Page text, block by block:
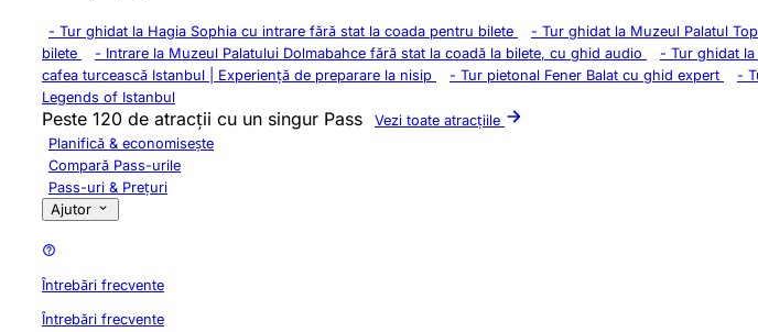
- Tur ghidat la Hagia Sophia cu intrare fără stat la coada pentru bilete - Tur ghidat la Muzeul Palatul
bilete
- Intrare la Muzeul Palatului Dolmabahce fără stat la coadă la bilete, cu ghid audio - Tur ghidat
cafea turcească Istanbul | Experiență de preparare la nisip
- Tur pietonal Fener Balat cu ghid expert -
Legends of Istanbul
Peste 120 de atracții cu un singur Pass
Vezi toate atracțiile
Planifică & economisește
Compară Pass-urile
Pass-uri & Prețuri
Ajutor
Întrebări frecvente
Întrebări frecvente